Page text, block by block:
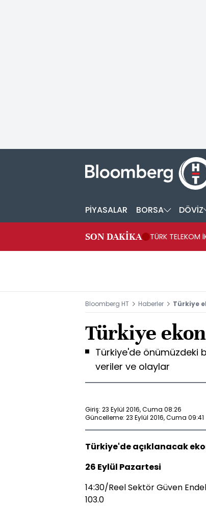
PİYASALAR BORSA DÖVİZ
SON DAKİKA TÜRK TELEKOM
Bloomberg HT Haberler Türkiye
Türkiye
Türkiye'de önümüzdeki
veriler ve olaylar
Giriş: 23 Eylül 2016, Cuma 08:26
Güncelleme: 23 Eylül 2016, Cuma 09:41
Türkiye'de açıklanacak
26 Eylül Pazartesi
14:30/Reel Sektör Güven
103.0